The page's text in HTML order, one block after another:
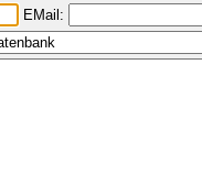
EMail: